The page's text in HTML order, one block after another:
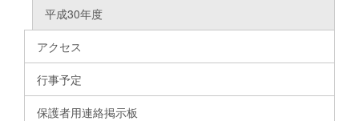
平成30年度
アクセス
行事予定
保護者用連絡掲示板